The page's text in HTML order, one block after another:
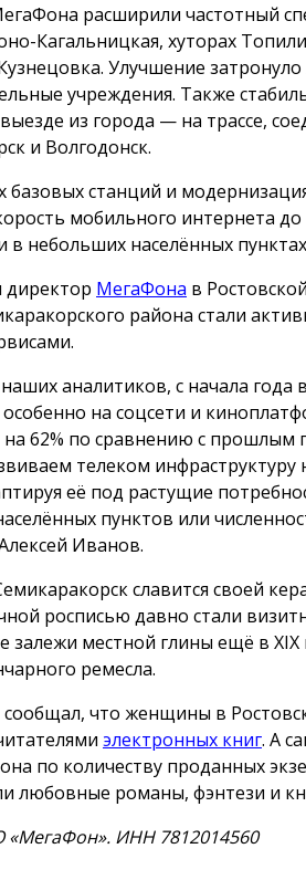
расширили частотный
Кагальницкая, хуторах
Улучшение
учреждения. Также
из города — на трассе,
и Волгодонск.
базовых станций и
мобильного интернета
в небольших населённых
директор МегаФона в
района стали
аналитиков, с начала года
особенно на соцсети и
на 62% по сравнению с прошлым
телеком инфраструктуру
её под растущие
пунктов или
Иванов.
славится своей
росписью давно стали
залежи местной глины ещё в XIX
ремесла.
что женщины в
электронных книг. А
по количеству проданных
любовные романы, фэнтези и
«МегаФон». ИНН 7812014560